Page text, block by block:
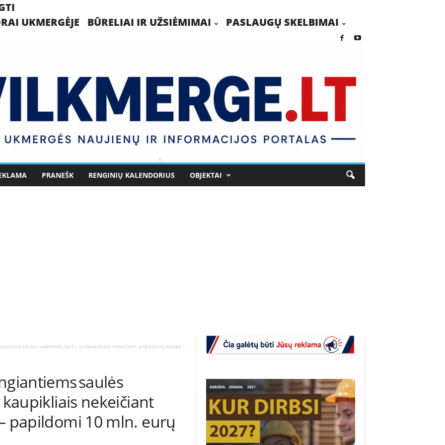
UKMERGĖJE BŪRELIAI IR UŽSIĖMIMAI PASLAUGŲ SKELBIMAI
PRANEŠK RENGINIŲ KALENDORIUS OBJEKTAI
saulės elektrines kartu su kaupikliais nekeičiant ankstesnių sąlygų –
saulės
nekeičiant
papildomi 10 mln. eurų